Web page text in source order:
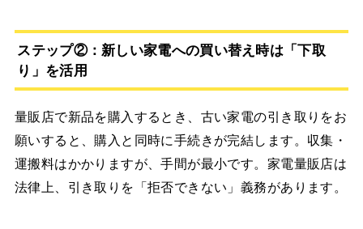
ステップ②：新しい家電への買い替え時は「下取
り」を活用
量販店で新品を購入するとき、古い家電の引き取りをお
願いすると、購入と同時に手続きが完結します。収集・
運搬料はかかりますが、手間が最小です。家電量販店は
法律上、引き取りを「拒否できない」義務があります。